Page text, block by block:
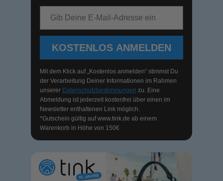
KOSTENLOS ANMELDEN
Mit dem Klick auf „Kostenlos anmelden“ stimmst Du
der Verarbeitung Deiner Informationen im Rahmen
unserer Datenschutzbestimmungen zu. Eine
Abmeldung ist jederzeit kostenfrei über einen im
Newsletter enthaltenen Link möglich.
*Gutschein gültig aufwww.tink.de ab einem
Warenkorb in Höhe von 150€